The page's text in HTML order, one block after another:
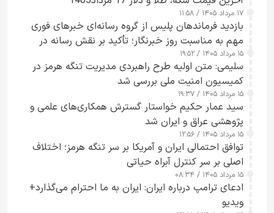
۱۷ مرداد ۱۴۰۵ / ۱۱:۵۸
بازدید فرماندهان پلیس از گروه رسانه‌ای خبرهای فوری
مهم به مناسبت روز خبرنگار؛ تأکید بر نقش رسانه در
تقویت امنیت و اعتماد عمومی
۱۵ مرداد ۱۴۰۵ / ۱۹:۵۲
سلیمی: متن اولیه طرح راهبردی مدیریت تنگه هرمز در
کمیسیون امنیت ملی بررسی شد
۱۵ مرداد ۱۴۰۵ / ۱۹:۳۷
سید عمار حکیم خواستار گسترش همکاری‌های علمی و
پژوهشی عراق و ایران شد
۱۵ مرداد ۱۴۰۵ / ۱۲:۵۶
توافق احتمالی ایران و آمریکا بر سر تنگه هرمز؛ اختلاف
اصلی بر سر کنترل آبراه حیاتی
۱۵ مرداد ۱۴۰۵ / ۰۸:۳۴
ادعای ترامپ درباره ایران: ایران به ما احترام می‌گذارد+
ویدیو